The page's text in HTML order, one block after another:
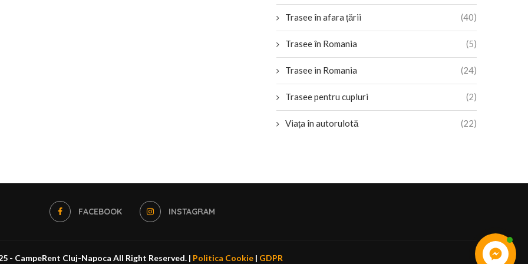
Trasee în afara țării (40)
Trasee în Romania (5)
Trasee in Romania (24)
Trasee pentru cupluri (2)
Viața în autorulotă (22)
FACEBOOK INSTAGRAM
- CampeRent Cluj-Napoca All Right Reserved. | Politica Cookie | GDPR